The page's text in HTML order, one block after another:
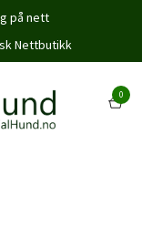
på nett
Nettbutikk
0